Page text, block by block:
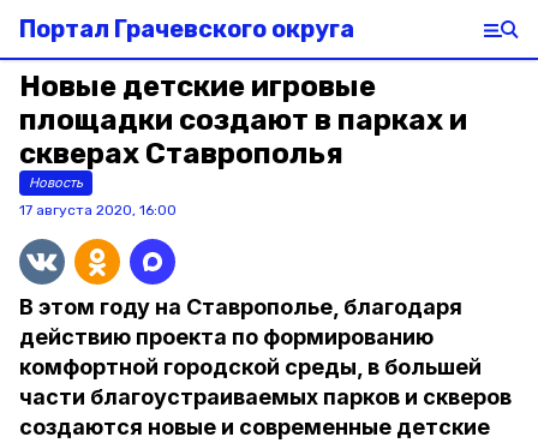
Портал Грачевского округа
Новые детские игровые
площадки создают в парках и
скверах Ставрополья
Новость
17 августа 2020, 16:00
В этом году на Ставрополье, благодаря
действию проекта по формированию
комфортной городской среды, в большей
части благоустраиваемых парков и скверов
создаются новые и современные детские